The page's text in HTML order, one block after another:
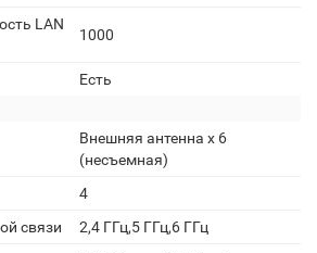
LAN
1000
Есть
Внешняя антенна x 6
(несъемная)
4
связи
2,4 ГГц,5 ГГц,6 ГГц